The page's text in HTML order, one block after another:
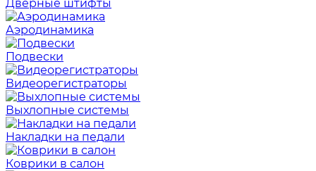
Дверные штифты
Аэродинамика
Подвески
Видеорегистраторы
Выхлопные системы
Накладки на педали
Коврики в салон